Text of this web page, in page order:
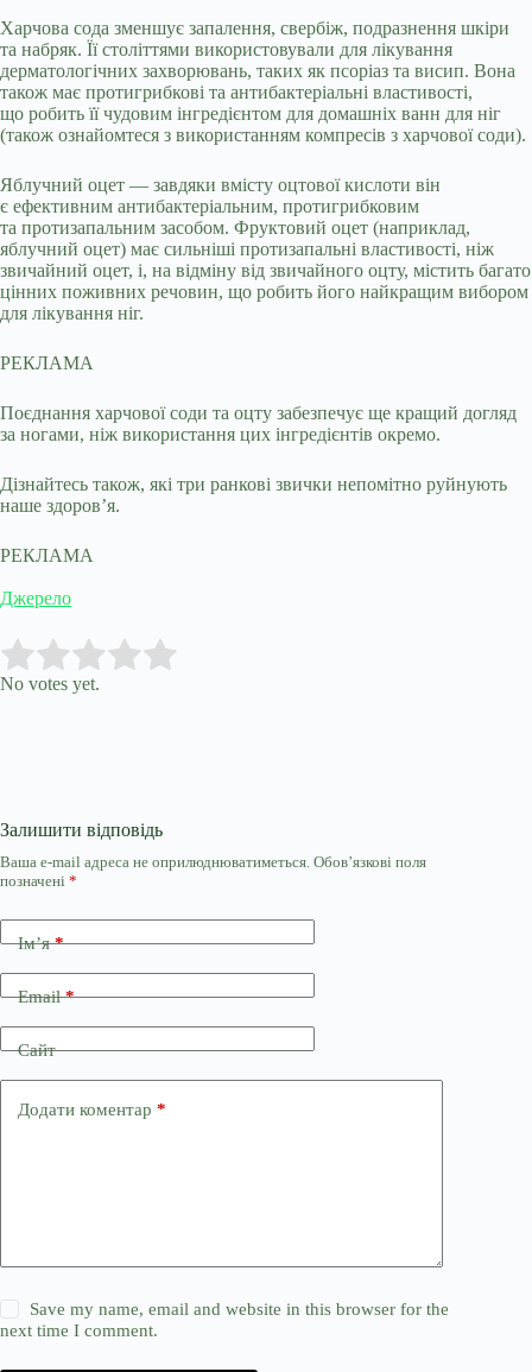
Харчова сода зменшує запалення, свербіж, подразнення шкіри
та набряк. Її століттями використовували для лікування
дерматологічних захворювань, таких як псоріаз та висип. Вона
також має протигрибкові та антибактеріальні властивості,
що робить її чудовим інгредієнтом для домашніх ванн для ніг
(також ознайомтеся з використанням компресів з харчової соди).
Яблучний оцет — завдяки вмісту оцтової кислоти він
є ефективним антибактеріальним, протигрибковим
та протизапальним засобом. Фруктовий оцет (наприклад,
яблучний оцет) має сильніші протизапальні властивості, ніж
звичайний оцет, і, на відміну від звичайного оцту, містить багато
цінних поживних речовин, що робить його найкращим вибором
для лікування ніг.
РЕКЛАМА
Поєднання харчової соди та оцту забезпечує ще кращий догляд
за ногами, ніж використання цих інгредієнтів окремо.
Дізнайтесь також, які три ранкові звички непомітно руйнують
наше здоров’я.
РЕКЛАМА
Джерело
Rate this item:
No votes yet.
Залишити відповідь
Ваша e-mail адреса не оприлюднюватиметься. Обов’язкові поля
позначені *
Ім’я*
Email*
Сайт
Додати коментар *
Save my name, email and website in this browser for the
next time I comment.